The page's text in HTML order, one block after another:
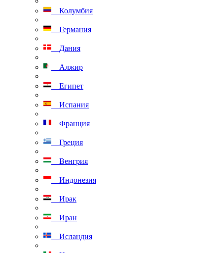
Колумбия
Германия
Дания
Алжир
Египет
Испания
Франция
Греция
Венгрия
Индонезия
Ирак
Иран
Исландия